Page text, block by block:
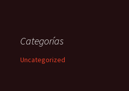
Categorías
Uncategorized